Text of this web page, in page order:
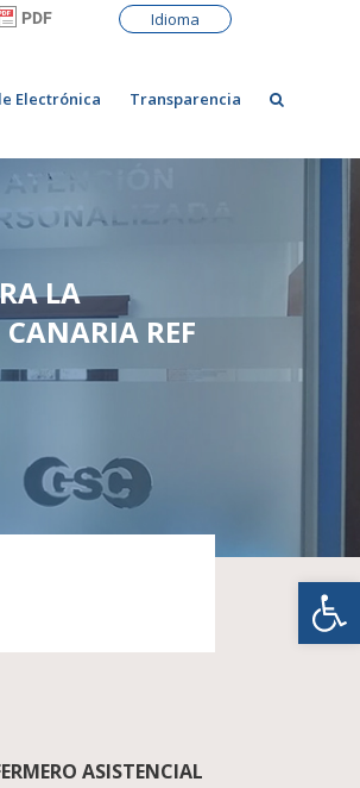
Idioma
Electrónica Transparencia
LA
REF
ASISTENCIAL